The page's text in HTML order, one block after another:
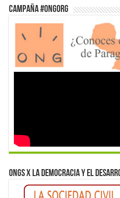
Campaña #ONGorg
ONGs x la democracia y el